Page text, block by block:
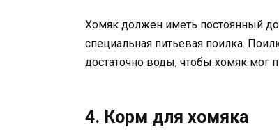
Хомяк должен иметь постоянный
специальная питьевая поилка.
достаточно воды, чтобы хомяк мог
4. Корм для хомяка